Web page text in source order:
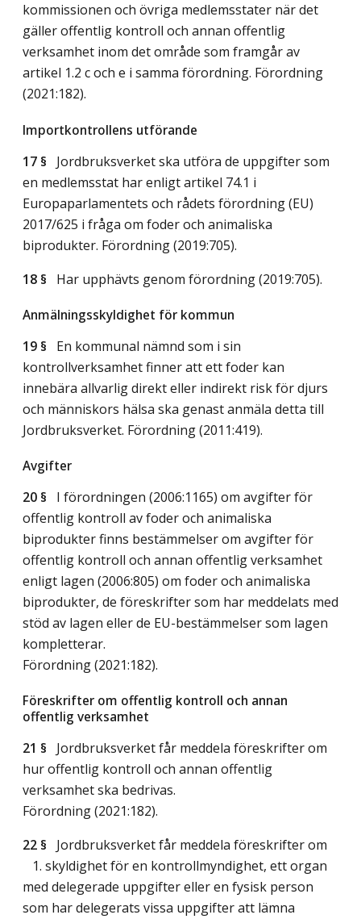
kommissionen och övriga medlemsstater när det
gäller offentlig kontroll och annan offentlig
verksamhet inom det område som framgår av
artikel 1.2 c och e i samma förordning. Förordning
(2021:182).
Importkontrollens utförande
17 § Jordbruksverket ska utföra de uppgifter som
en medlemsstat har enligt artikel 74.1 i
Europaparlamentets och rådets förordning (EU)
2017/625 i fråga om foder och animaliska
biprodukter. Förordning (2019:705).
18 § Har upphävts genom förordning (2019:705).
Anmälningsskyldighet för kommun
19 § En kommunal nämnd som i sin
kontrollverksamhet finner att ett foder kan
innebära allvarlig direkt eller indirekt risk för djurs
och människors hälsa ska genast anmäla detta till
Jordbruksverket. Förordning (2011:419).
Avgifter
20 § I förordningen (2006:1165) om avgifter för
offentlig kontroll av foder och animaliska
biprodukter finns bestämmelser om avgifter för
offentlig kontroll och annan offentlig verksamhet
enligt lagen (2006:805) om foder och animaliska
biprodukter, de föreskrifter som har meddelats med
stöd av lagen eller de EU-bestämmelser som lagen
kompletterar.
Förordning (2021:182).
Föreskrifter om offentlig kontroll och annan
offentlig verksamhet
21 § Jordbruksverket får meddela föreskrifter om
hur offentlig kontroll och annan offentlig
verksamhet ska bedrivas.
Förordning (2021:182).
22 § Jordbruksverket får meddela föreskrifter om
1. skyldighet för en kontrollmyndighet, ett organ
med delegerade uppgifter eller en fysisk person
som har delegerats vissa uppgifter att lämna